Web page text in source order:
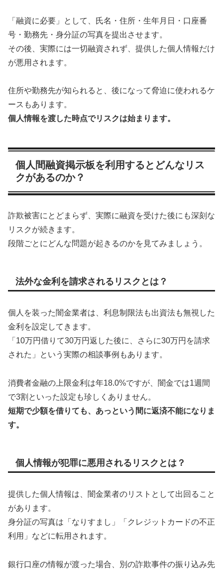
「融資に必要」として、氏名・住所・生年月日・口座番
号・勤務先・身分証の写真を提出させます。
その後、実際には一切融資されず、提供した個人情報だけ
が悪用されます。
住所や勤務先が知られると、後になって脅迫に使われるケ
ースもあります。
個人情報を渡した時点でリスクは始まります。
個人間融資掲示板を利用するとどんなリス
クがあるのか？
詐欺被害にとどまらず、実際に融資を受けた後にも深刻な
リスクが続きます。
段階ごとにどんな問題が起きるのかを見てみましょう。
法外な金利を請求されるリスクとは？
個人を装った闇金業者は、利息制限法も出資法も無視した
金利を設定してきます。
「10万円借りて30万円返した後に、さらに30万円を請求
された」という実際の相談事例もあります。
消費者金融の上限金利は年18.0%ですが、闇金では1週間
で3割といった設定も珍しくありません。
短期で少額を借りても、あっという間に返済不能になりま
す。
個人情報が犯罪に悪用されるリスクとは？
提供した個人情報は、闇金業者のリストとして出回ること
があります。
身分証の写真は「なりすまし」「クレジットカードの不正
利用」などに転用されます。
銀行口座の情報が渡った場合、別の詐欺事件の振り込み先